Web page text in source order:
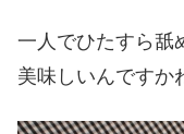
一人でひたすら舐
美味しいんですか